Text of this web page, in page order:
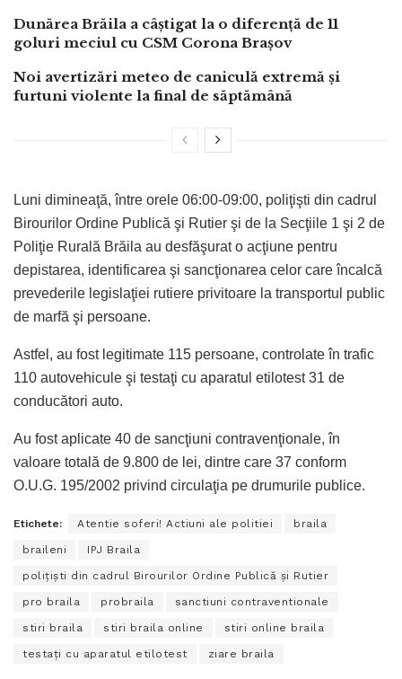
Dunărea Brăila a câștigat la o diferență de 11
goluri meciul cu CSM Corona Brașov
Noi avertizări meteo de caniculă extremă și
furtuni violente la final de săptămână
Luni dimineaţă, între orele 06:00-09:00, poliţişti din cadrul
Birourilor Ordine Publică şi Rutier şi de la Secţiile 1 şi 2 de
Poliţie Rurală Brăila au desfăşurat o acţiune pentru
depistarea, identificarea şi sancţionarea celor care încalcă
prevederile legislaţiei rutiere privitoare la transportul public
de marfă şi persoane.
Astfel, au fost legitimate 115 persoane, controlate în trafic
110 autovehicule şi testaţi cu aparatul etilotest 31 de
conducători auto.
Au fost aplicate 40 de sancţiuni contravenţionale, în
valoare totală de 9.800 de lei, dintre care 37 conform
O.U.G. 195/2002 privind circulaţia pe drumurile publice.
Etichete: Atentie soferi! Actiuni ale politiei braila
braileni IPJ Braila
poliţişti din cadrul Birourilor Ordine Publică şi Rutier
pro braila probraila sanctiuni contraventionale
stiri braila stiri braila online stiri online braila
testaţi cu aparatul etilotest ziare braila